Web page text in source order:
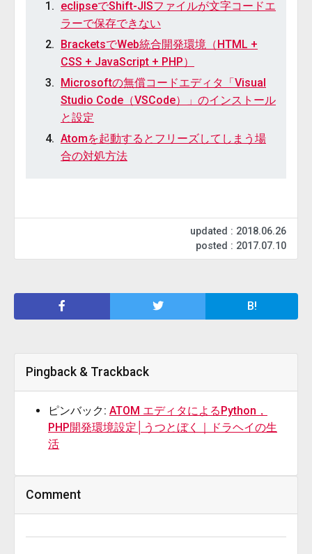
eclipseでShift-JISファイルが文字コードエ
ラーで保存できない
BracketsでWeb統合開発環境（HTML +
CSS + JavaScript + PHP）
Microsoftの無償コードエディタ「Visual
Studio Code（VSCode）」のインストール
と設定
Atomを起動するとフリーズしてしまう場
合の対処方法
updated : 2018.06.26
posted : 2017.07.10
B!
Pingback & Trackback
ピンバック: ATOM エディタによるPython，
PHP開発環境設定│うつとぼく｜ドラヘイの生
活
Comment